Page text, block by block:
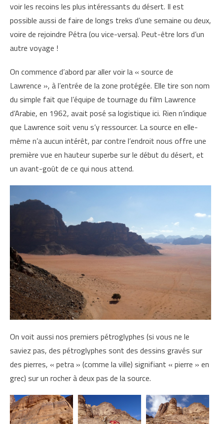
voir les recoins les plus intéressants du désert. Il est
possible aussi de faire de longs treks d’une semaine ou deux,
voire de rejoindre Pétra (ou vice-versa). Peut-être lors d’un
autre voyage !
On commence d’abord par aller voir la « source de
Lawrence », à l’entrée de la zone protégée. Elle tire son nom
du simple fait que l’équipe de tournage du film Lawrence
d’Arabie, en 1962, avait posé sa logistique ici. Rien n’indique
que Lawrence soit venu s’y ressourcer. La source en elle-
même n’a aucun intérêt, par contre l’endroit nous offre une
première vue en hauteur superbe sur le début du désert, et
un avant-goût de ce qui nous attend.
On voit aussi nos premiers pétroglyphes (si vous ne le
saviez pas, des pétroglyphes sont des dessins gravés sur
des pierres, « petra » (comme la ville) signifiant « pierre » en
grec) sur un rocher à deux pas de la source.